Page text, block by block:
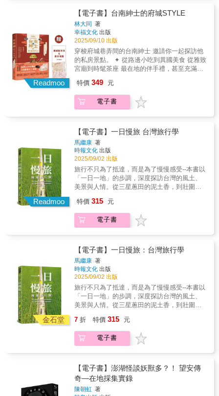
具，日本太太看了好吃驚 邦提圈、果汁箸
籠、一口乾光飲品的臺灣啤酒杯、 粉色免洗
餐具、美耐皿碗盤， 還有舀湯、撈菜、炒
菜、盛飯皆可的萬用大湯勺， 這些只有小吃
店才會看到的特殊器皿，作者都想買回家當收
藏品。 青草味的鳳梨酥、插滿筷子的果汁
機、滿街「找茶」的年輕人&hellip;&hellip; 日
本太太嚴選，日本人、外國人眼中的100種「愛
臺灣證明」，你能得幾分？
蔓越莓口味的鳳梨酥， 但青草茶鳳梨酥呢？
這間位於龍山寺附近有74年歷史的麵店製作
的甜點， 還曾得過亞太地區伴手禮金獎！ ◎
只要有醬，人人都可當食神。 燙青菜淋醬油
膏、吃水餃蘸烏醋、煮麵線滴些香油
&hellip;&hellip; 若覺得還不夠味，就加一匙
辣椒醬。什麼菜都能滴，什麼醬最速配， 哪
些臺式品牌醬料，連日本太太也愛用？ ◎來都
來了，無法抗拒的誘惑 某某捲心酥，只要一
擺上桌，大人的話題就變成：「我好像吃太多
了。」 還有專為小孩設計的某種捲心餅，
只靠一句廣告詞「越冰越好吃」，就賣超過半
味的吃法，臺灣小編居然沒試過！ ◎外食餐
具，日本太太看了好吃驚 邦提圈、果汁箸
籠、一口乾光飲品的臺灣啤酒杯、 粉色免洗
餐具、美耐皿碗盤， 還有舀湯、撈菜、炒
菜、盛飯皆可的萬用大湯勺， 這些只有小吃
店才會看到的特殊器皿，作者都想買回家當收
藏品。 青草味的鳳梨酥、插滿筷子的果汁
機、滿街「找茶」的年輕人&hellip;&hellip; 日
本太太嚴選，日本人、外國人眼中的100種「愛
線，你還可以從書中挑選我們額外推薦的【同
場加映】景點，打造專屬自己的桃園文化探索
之旅，讓每一步都成為收藏城市記憶的美好時
光！【關於本書】伴隨著12種在地視角，走進
桃園最有溫度的角落，從桃園老城的百年街
廓、到大溪木藝的匠人精神，從眷村記憶的光
陰故事、到文學桃園的書香滿城，從美術館群
的藝文脈動、到土地公與虎爺的信仰，6條主題
路線，帶你發現桃園最迷人的文化風景。6大主
城的縫隙，桃園的記憶在巷弄間低語，一步一
步拾起文化的溫度與歲月的風景。這不只是一
本旅遊書，更是一次收藏溫柔深刻的城市文化
壢老城區，展現城市歷史層疊下的人文風采。
▍慶典文化與生活融合 ▍以大溪木藝生態博物
館與「大溪大禧」為核心，閱讀地方節慶與木
藝文化如何融入在地生活。 ▍藝文廊帶的活力
▍導覽桃園市立美術館及其周邊，探索機捷沿
線新潮文化場域與創意聚落。 ▍從眷村記憶到
創意基地 ▍深入馬祖新村、太武新村、憲光二
再生之姿重新發光。 ▍見證文學之城誕生 ▍從
桃園文學館與鍾肇政文學生活園區，到多間桃
園在地獨立書店精彩發光，打造閱讀城市的風
住民、新住民與馬祖人在桃園的文化共融和在
地實踐。走讀桃園風景 體驗多元文化交織城市
樣貌從眷村故事、客家文化、原住民節慶到新
住民生活風貌，塑造桃園的人文深度。本書融
合報導文學筆法與文化旅遊視角，帶領讀者以
「常民視角」走讀桃園，探索這座城市豐富且
充滿生命力的多元文化風貌，閱讀本書見證桃
園如何以開放與包容串起不同族群，共譜出一
座共融共好的城市。全書透過在地文化實踐者
間，結合實用旅遊資訊與地圖路線建議，讓文
化閱讀與深度旅行主題完美結合。【全書5大特
色】※ 城市記憶 ✕ 文化導覽——翻開書頁，走
進桃園的時光軌跡※ 在地視角 ✕ 實地訪談——
12種視角，領你聽見桃園的心跳聲※ 主題路線
✕ 手繪街區——6大文化路徑，深度勾勒城市紋
理※ 插畫地圖 ✕ 場館連結——書衣即地圖，收
Readmoo
【電子書】台南紳士的府城STYLE
林大同 著
幸福文化 出版
2025/09/10 出版
穿梭府城巷弄間的台南紳士 邀請你一起探訪他
的私房景點。 ✦ 從路邊小吃到異國美食 從雅致
宮廟到時髦茶座 最在地的伴手禮，甚至充滿故
城的隱藏滋味。 ✦ 👍58個景點👍8間親民宮廟
&times; 5條深度散步路線 &times; 7間在地好
評伴手禮 &times; 4家紳士必訪理容院
的台南人──林大同，從台南「城外人」的視
角，細膩地記錄下自己觀看了三十多年、歷久
彌新卻鮮為人知的府城日常風景。 而本書
則精選出他所熱愛的日常滋味與人文風景，不
論是吃喝美食或城市角落，處處穿插了府城人
才知道的小撇步，以及唯有在地人才知道的點
滴故事。 ✦台南紳士的早餐：不僅吃巧，還吃
得飽！ 從外人難以一嘗滋味的傳統飯桌，到牛
肉湯、鍋燒意麵&hellip;&hellip;，跟著在地紳士
手禮：瞬間連結台南，回味府城的人情甜 不只
美味，更講究風格與故事。例如，你知道「台
南農會超市」竟然是府城人的祕密伴手禮基地
品味古城另一面 精選出一些非傳統小館，如義
式、日式、蔬食、燒烤&hellip;&hellip;，發掘臺
南美食地圖的諸多樣貌。 ✦台南紳士熱愛的咖
啡館：坐在巷弄街角，融入南都日常 理想的咖
啡館，不該是網美聚集的打卡店，而是回歸本
質，讓咖啡的香氣，融入街區居民的日常之
中。 ✦台南紳士瘋理容：從裡到外都要體面，
間，藏著古城綿延至今的素養與故事。 ✦台南
紳士愛散步：新舊交錯，「台灣感性」的最佳
代表！ 從「台灣文學館」到美食匯集的「中正
靈魂。 ✦台南紳士愛逛宮廟：讓眾神成為人生
的好夥伴 從接受神明庇佑到欣賞建築之美，帶
你認識南都居民人人熟悉的信仰風景，以及年
輕人、外國人趨之若鶩的廟會活動。 這是一
特價 349 元
電子書
Readmoo
【電子書】一日慢旅 台灣旅行學
馬繼康 著
時報文化 出版
2025/09/02 出版
旅行不只為了抵達，而是為了慢慢感受--本書以
「一日一地」的步調，深度探訪台灣的風土、
美景與人情。從三星蔥田的泥土香，到壯圍哈
柿餅的秋日暖陽；還有老梅綠石槽的奇幻紋
理、基隆嶼的孤島傳奇。帶你走進產地現場，
品嘗四季滋味；親近山海之境，領略自然美
味。書籍特色：1.深入在地，探索不一樣的台
灣：不僅走訪著名景點，更深入小農、古道與
秘境，讓旅行更貼近土地與人情。2.多元主
題，適合各種旅行風格：不論是美食愛好者、
自然步道探險者，或是生態觀察家，都能找到
最適合的路線。3.季節推薦，最美時刻不錯
過：書中標示各景點的最佳旅行時節，捕捉最
動人的美景。
特價 315 元
電子書
金石堂
【電子書】一日慢旅：台灣旅行學
馬繼康 著
時報文化 出版
2025/09/02 出版
旅行不只為了抵達，而是為了慢慢感受--本書以
「一日一地」的步調，深度探訪台灣的風土、
美景與人情。從三星蔥田的泥土香，到壯圍哈
柿餅的秋日暖陽；還有老梅綠石槽的奇幻紋
理、基隆嶼的孤島傳奇。帶你走進產地現場，
品嘗四季滋味；親近山海之境，領略自然美
味。書籍特色：1.深入在地，探索不一樣的台
灣：不僅走訪著名景點，更深入小農、古道與
秘境，讓旅行更貼近土地與人情。2.多元主
題，適合各種旅行風格：不論是美食愛好者、
7 折 特價 315 元
電子書
【電子書】澎湖怪談妖獸多？！ 望安傳
奇—在地採集實錄
陳朝虹 著